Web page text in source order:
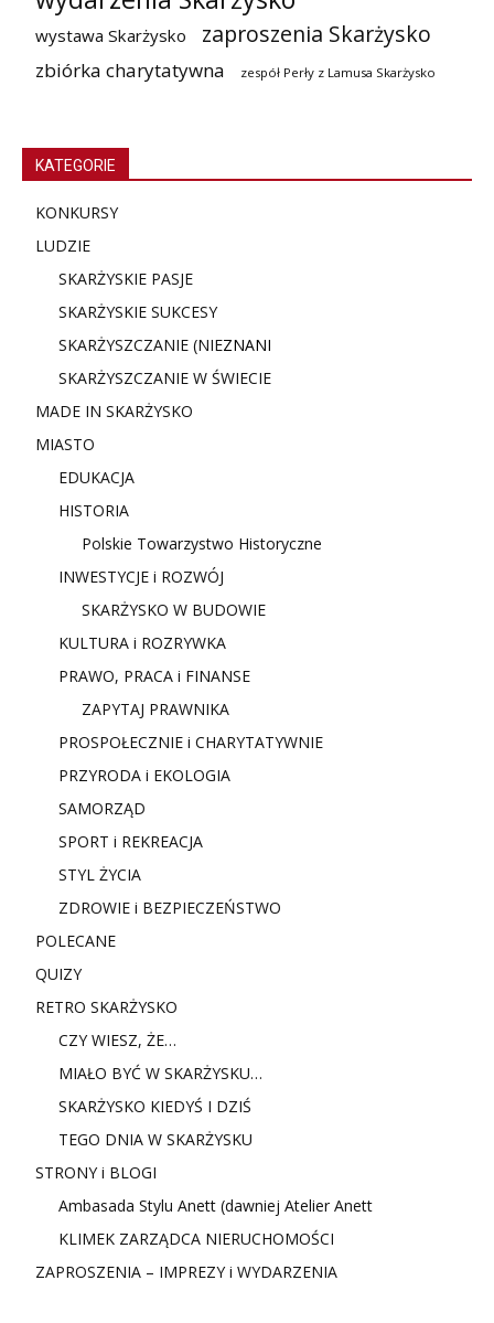
wystawa Skarżysko zaproszenia Skarżysko
zbiórka charytatywna zespół Perły z Lamusa Skarżysko
KATEGORIE
KONKURSY
LUDZIE
SKARŻYSKIE PASJE
SKARŻYSKIE SUKCESY
SKARŻYSZCZANIE (NIEZNANI
SKARŻYSZCZANIE W ŚWIECIE
MADE IN SKARŻYSKO
MIASTO
EDUKACJA
HISTORIA
Polskie Towarzystwo Historyczne
INWESTYCJE i ROZWÓJ
SKARŻYSKO W BUDOWIE
KULTURA i ROZRYWKA
PRAWO, PRACA i FINANSE
ZAPYTAJ PRAWNIKA
PROSPOŁECZNIE i CHARYTATYWNIE
PRZYRODA i EKOLOGIA
SAMORZĄD
SPORT i REKREACJA
STYL ŻYCIA
ZDROWIE i BEZPIECZEŃSTWO
POLECANE
QUIZY
RETRO SKARŻYSKO
CZY WIESZ, ŻE…
MIAŁO BYĆ W SKARŻYSKU…
SKARŻYSKO KIEDYŚ I DZIŚ
TEGO DNIA W SKARŻYSKU
STRONY i BLOGI
Ambasada Stylu Anett (dawniej Atelier Anett
KLIMEK ZARZĄDCA NIERUCHOMOŚCI
ZAPROSZENIA – IMPREZY i WYDARZENIA